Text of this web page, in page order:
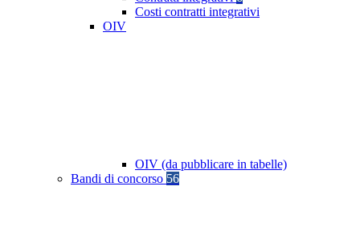
Costi contratti integrativi
OIV
OIV (da pubblicare in tabelle)
Bandi di concorso 56